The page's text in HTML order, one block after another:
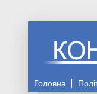
Головна